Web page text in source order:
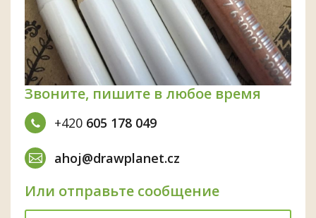
Звоните, пишите в любое время
+420 605 178 049
ahoj@drawplanet.cz
Или отправьте сообщение